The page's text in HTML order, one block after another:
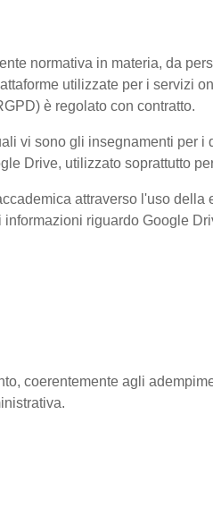
normativa in materia, da
utilizzate per i servizi
è regolato con contratto.
vi sono gli insegnamenti per
Drive, utilizzato soprattutto
attraverso l'uso
riguardo Google
coerentemente agli